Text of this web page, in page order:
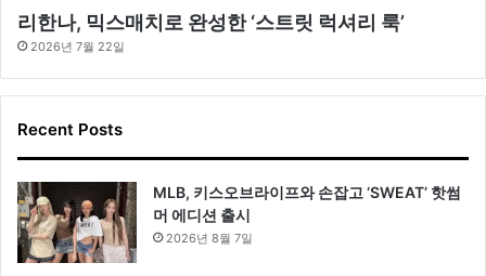
리한나, 믹스매치로 완성한 ‘스트릿 럭셔리 룩’
2026년 7월 22일
Recent Posts
MLB, 키스오브라이프와 손잡고 ‘SWEAT’ 핫썸
머 에디션 출시
2026년 8월 7일